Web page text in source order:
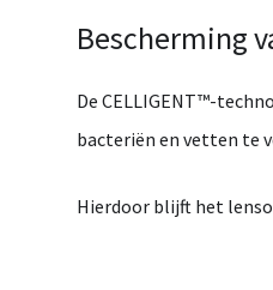
Bescherming
De CELLIGENT™-
bacteriën en vetten te
Hierdoor blijft het